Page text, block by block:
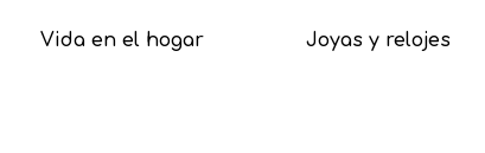
Vida en el hogar Joyas y relojes